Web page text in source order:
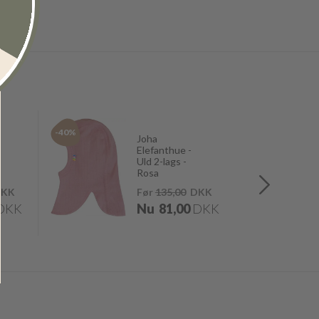
DKK
-40%
Joha
Elefanthue -
Uld 2-lags -
Rosa
Før 135,00DKK
Nu 81,00 DKK